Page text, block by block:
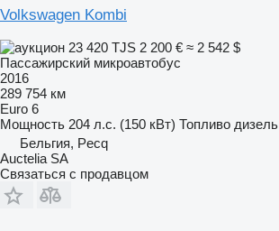
Volkswagen Kombi
23 420 TJS 2 200 € ≈ 2 542 $
Пассажирский микроавтобус
2016
289 754 км
Euro 6
Мощность 204 л.с. (150 кВт) Топливо дизель
Бельгия, Pecq
Auctelia SA
Связаться с продавцом